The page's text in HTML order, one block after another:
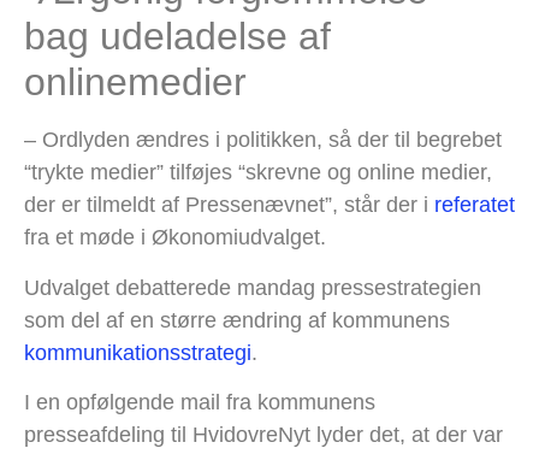
bag udeladelse af
onlinemedier
– Ordlyden ændres i politikken, så der til begrebet
“trykte medier” tilføjes “skrevne og online medier,
der er tilmeldt af Pressenævnet”, står der i referatet
fra et møde i Økonomiudvalget.
Udvalget debatterede mandag pressestrategien
som del af en større ændring af kommunens
kommunikationsstrategi.
I en opfølgende mail fra kommunens
presseafdeling til HvidovreNyt lyder det, at der var